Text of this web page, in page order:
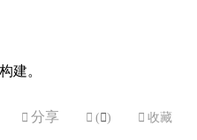
建。
 分享  ( )  收藏